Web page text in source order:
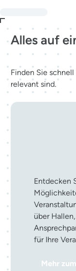
Alles auf
Finden Sie
relevant sind.
Entdecken
über
für Ihre
Mehr